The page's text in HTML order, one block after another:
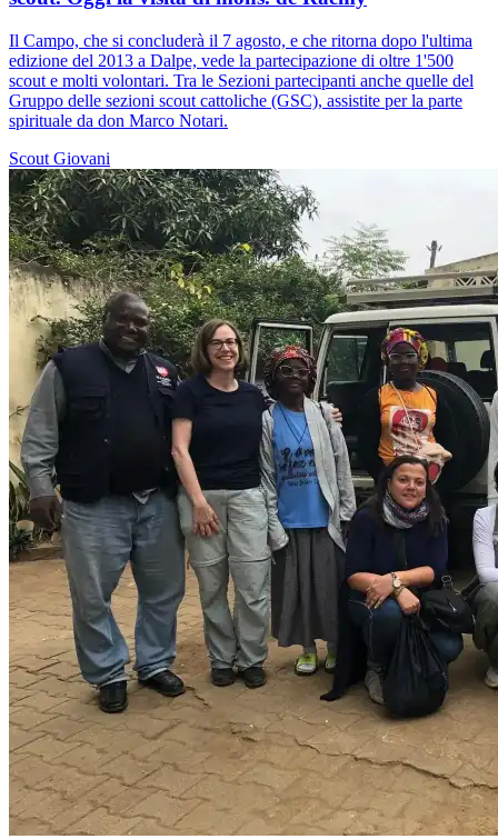
Il Campo, che si concluderà il 7 agosto, e che ritorna dopo l'ultima
edizione del 2013 a Dalpe, vede la partecipazione di oltre 1'500
scout e molti volontari. Tra le Sezioni partecipanti anche quelle del
Gruppo delle sezioni scout cattoliche (GSC), assistite per la parte
spirituale da don Marco Notari.
Scout Giovani